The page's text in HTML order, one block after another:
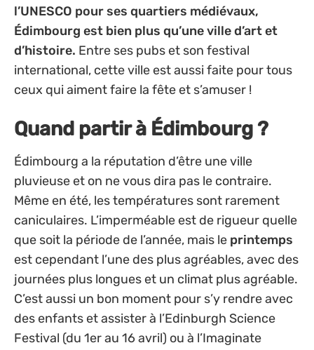
l’UNESCO pour ses quartiers médiévaux,
Édimbourg est bien plus qu’une ville d’art et
d’histoire. Entre ses pubs et son festival
international, cette ville est aussi faite pour tous
ceux qui aiment faire la fête et s’amuser !
Quand partir à Édimbourg ?
Édimbourg a la réputation d’être une ville
pluvieuse et on ne vous dira pas le contraire.
Même en été, les températures sont rarement
caniculaires. L’imperméable est de rigueur quelle
que soit la période de l’année, mais le printemps
est cependant l’une des plus agréables, avec des
journées plus longues et un climat plus agréable.
C’est aussi un bon moment pour s’y rendre avec
des enfants et assister à l’Edinburgh Science
Festival (du 1er au 16 avril) ou à l’Imaginate